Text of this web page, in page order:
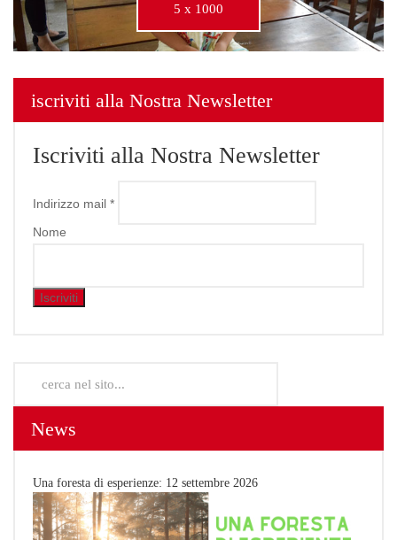
5 x 1000
iscriviti alla Nostra Newsletter
Iscriviti alla Nostra Newsletter
Indirizzo mail *
Nome
News
Una foresta di esperienze: 12 settembre 2026